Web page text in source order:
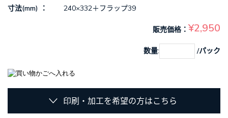
寸法(mm)
240×332＋フラップ39
販売価格 ¥2,950
数量: /パック
印刷・加工を希望の方はこちら